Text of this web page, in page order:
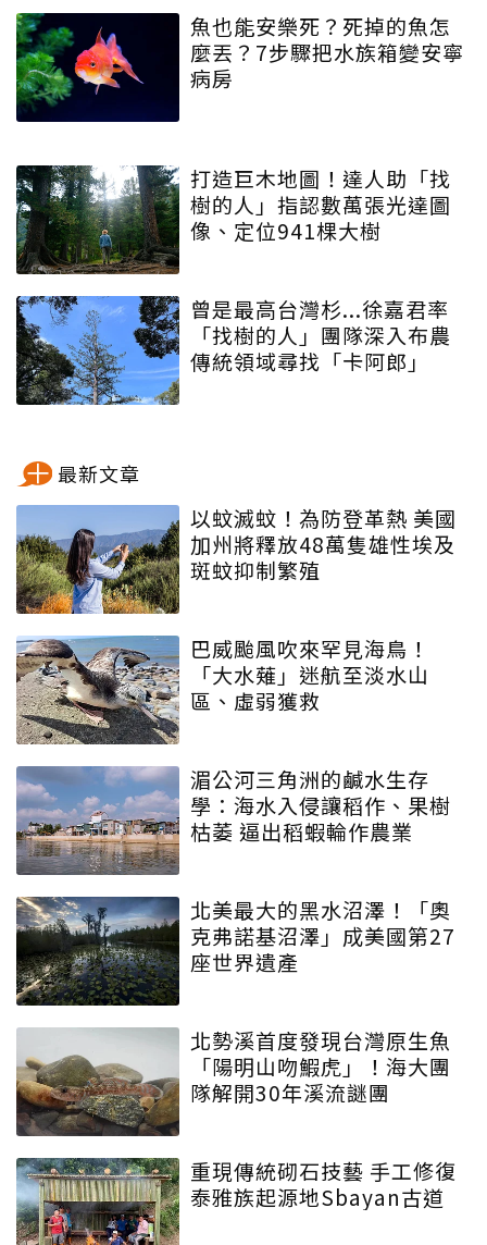
魚也能安樂死？死掉的魚怎
麼丟？7步驟把水族箱變安寧
病房
打造巨木地圖！達人助「找
樹的人」指認數萬張光達圖
像、定位941棵大樹
曾是最高台灣杉...徐嘉君率
「找樹的人」團隊深入布農
傳統領域尋找「卡阿郎」
最新文章
以蚊滅蚊！為防登革熱 美國
加州將釋放48萬隻雄性埃及
斑蚊抑制繁殖
巴威颱風吹來罕見海鳥！
「大水薙」迷航至淡水山
區、虛弱獲救
湄公河三角洲的鹹水生存
學：海水入侵讓稻作、果樹
枯萎 逼出稻蝦輪作農業
北美最大的黑水沼澤！「奧
克弗諾基沼澤」成美國第27
座世界遺產
北勢溪首度發現台灣原生魚
「陽明山吻鰕虎」！海大團
隊解開30年溪流謎團
重現傳統砌石技藝 手工修復
泰雅族起源地Sbayan古道